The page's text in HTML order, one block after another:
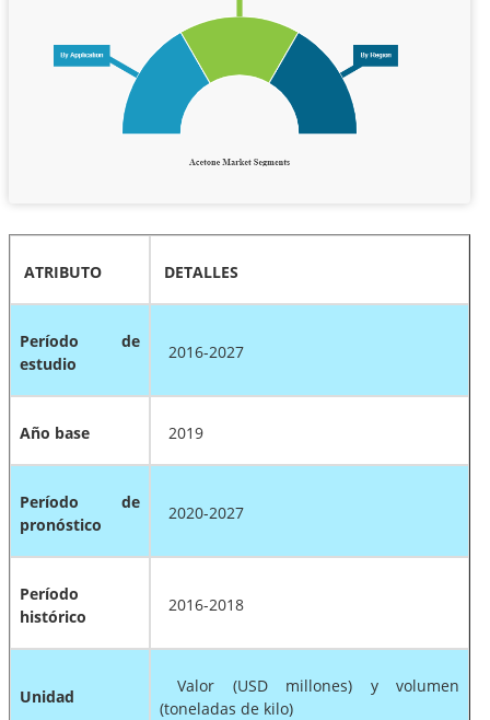
ATRIBUTO DETALLES
Período de
estudio
2016-2027
Año base 2019
Período de
pronóstico
2020-2027
Período
histórico
2016-2018
Unidad
Valor (USD millones) y volumen
(toneladas de kilo)